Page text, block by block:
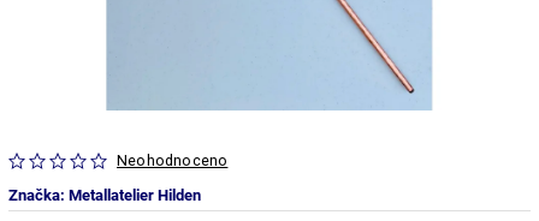
Neohodnoceno
Značka: Metallatelier Hilden